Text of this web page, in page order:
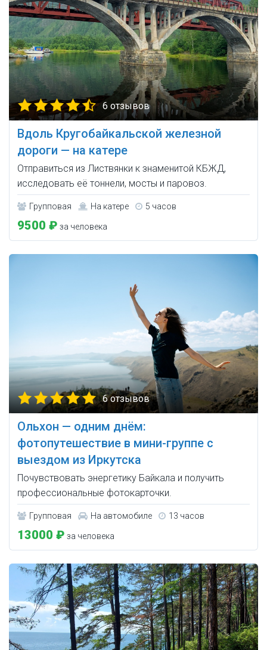
6 отзывов
Вдоль Кругобайкальской железной
дороги — на катере
Отправиться из Листвянки к знаменитой КБЖД,
исследовать её тоннели, мосты и паровоз.
Групповая На катере 5 часов
9500 ₽ за человека
6 отзывов
Ольхон — одним днём:
фотопутешествие в мини-группе с
выездом из Иркутска
Почувствовать энергетику Байкала и получить
профессиональные фотокарточки.
Групповая На автомобиле 13 часов
13000 ₽ за человека